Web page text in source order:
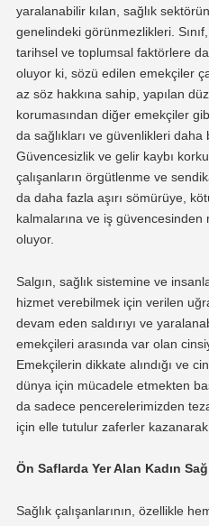
yaralanabilir kılan, sağlık
genelindeki görünmezlikleri.
tarihsel ve toplumsal faktörlere
oluyor ki, sözü edilen emekçiler
az söz hakkına sahip, yapılan
korumasından diğer emekçiler
da sağlıkları ve güvenlikleri daha
Güvencesizlik ve gelir kaybı
çalışanların örgütlenme ve
da daha fazla aşırı sömürüye,
kalmalarına ve iş güvencesinden
oluyor.
Salgın, sağlık sistemine ve
hizmet verebilmek için verilen
devam eden saldırıyı ve
emekçileri arasında var olan
Emekçilerin dikkate alındığı ve
dünya için mücadele etmekten
da sadece pencerelerimizden
için elle tutulur zaferler kazanarak
Ön Saflarda Yer Alan Kadın
Sağlık çalışanlarının, özellikle